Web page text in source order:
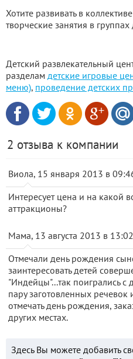
Хотите развивать в
творческие занятия в
Детский развлекательный
разделам детские игровые
меню), проведение детских
2 отзыва к компании
Виола, 15 января 2013 в
Интересует цена и на какой
аттракционы?
Мама, 13 августа 2013 в 13:02
Отмечали день рождения
заинтересовать детей
"Индейцы"...так поигрались с
пару заготовленных речевок
отмечать день рождения,
других местах.
Здесь Вы можете добавить